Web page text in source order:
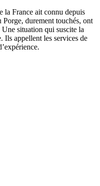
la France ait connu depuis
durement touchés, ont
situation qui suscite la
Ils appellent les services de